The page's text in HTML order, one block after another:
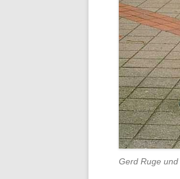
Gerd Ruge